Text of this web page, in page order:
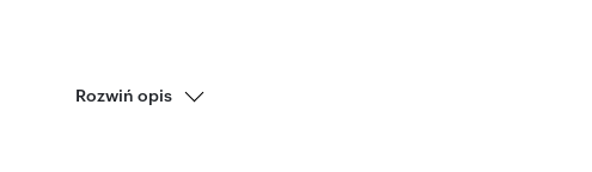
Rozwiń opis